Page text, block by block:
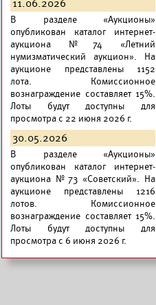
11.06.2026
В разделе «Аукционы»
опубликован каталог интернет-
аукциона №74 «Летний
нумизматический аукцион». На
аукционе представлены 1152
лота. Комиссионное
вознаграждение составляет 15%.
Лоты будут доступны для
просмотра с 22 июня 2026 г.
30.05.2026
В разделе «Аукционы»
опубликован каталог интернет-
аукциона №73 «Советский». На
аукционе представлены 1216
лотов. Комиссионное
вознаграждение составляет 15%.
Лоты будут доступны для
просмотра с 6 июня 2026 г.